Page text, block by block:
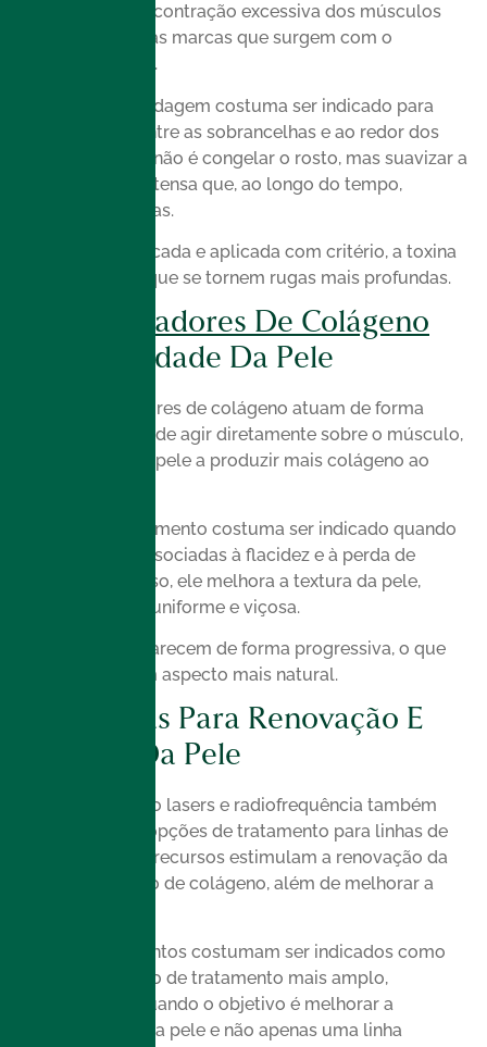
atua reduzindo a contração excessiva dos músculos
responsáveis pelas marcas que surgem com o
movimento facial.
Esse tipo de abordagem costuma ser indicado para
linhas da testa, entre as sobrancelhas e ao redor dos
olhos. O objetivo não é congelar o rosto, mas suavizar a
movimentação intensa que, ao longo do tempo,
aprofunda as linhas.
Quando bem indicada e aplicada com critério, a toxina
ajuda a prevenir que se tornem rugas mais profundas.
Bioestimuladores De Colágeno
Para Qualidade Da Pele
Os bioestimuladores de colágeno atuam de forma
diferente. Em vez de agir diretamente sobre o músculo,
eles estimulam a pele a produzir mais colágeno ao
Esse tipo de tratamento costuma ser indicado quando
as linhas estão associadas à flacidez e à perda de
firmeza. Além disso, ele melhora a textura da pele,
deixando-a mais uniforme e viçosa.
Os resultados aparecem de forma progressiva, o que
contribui para um aspecto mais natural.
Tecnologias Para Renovação E
Estímulo Da Pele
Tecnologias como lasers e radiofrequência também
fazem parte das opções de tratamento para linhas de
expressão. Esses recursos estimulam a renovação da
pele e a produção de colágeno, além de melhorar a
Esses procedimentos costumam ser indicados como
parte de um plano de tratamento mais amplo,
especialmente quando o objetivo é melhorar a
qualidade geral da pele e não apenas uma linha